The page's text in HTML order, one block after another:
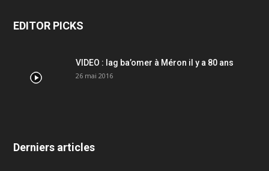
EDITOR PICKS
VIDEO : lag ba’omer à Méron il y a 80 ans
26 mai 2016
Derniers articles